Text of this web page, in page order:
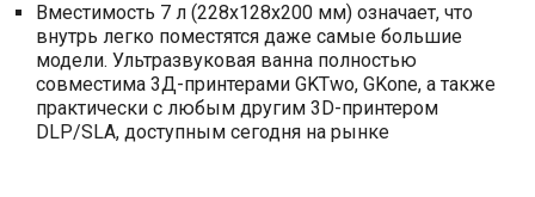
Вместимость 7 л (228х128х200 мм) означает, что
внутрь легко поместятся даже самые большие
модели. Ультразвуковая ванна полностью
совместима 3Д-принтерами GKTwo, GKone, а также
практически с любым другим 3D-принтером
DLP/SLA, доступным сегодня на рынке